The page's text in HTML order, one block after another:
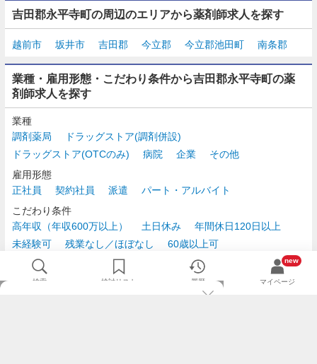
吉田郡永平寺町の周辺のエリアから薬剤師求人を探す
越前市 坂井市 吉田郡 今立郡 今立郡池田町 南条郡
業種・雇用形態・こだわり条件から吉田郡永平寺町の薬
剤師求人を探す
業種
調剤薬局
ドラッグストア(調剤併設)
ドラッグストア(OTCのみ)
病院 企業
その他
雇用形態
正社員
契約社員 派遣
パート・アルバイト
こだわり条件
高年収（年収600万以上）
土日休み
年間休日120日以上
未経験可
残業なし／ほぼなし
60歳以上可
時給2,500円以上
検索 検討リスト 履歴
new
マイページ